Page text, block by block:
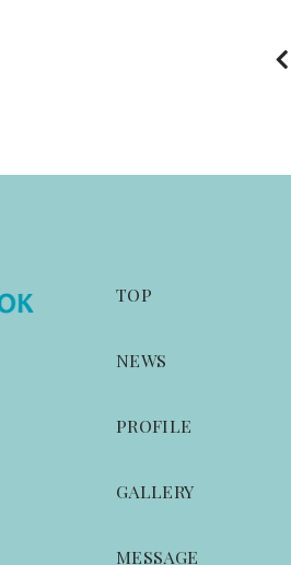
TOP
NEWS
PROFILE
GALLERY
MESSAGE